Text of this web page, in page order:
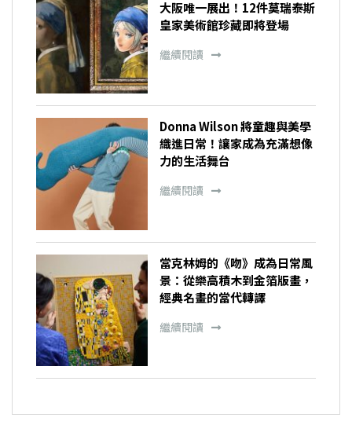
大阪唯一展出！12件莫瑞泰斯
皇家美術館珍藏即將登場
繼續閱讀
Donna Wilson 將童趣與美學
織進日常！讓家成為充滿想像
力的生活舞台
繼續閱讀
當克林姆的《吻》成為日常風
景：從樂高積木到金箔版畫，
經典名畫的當代轉譯
繼續閱讀